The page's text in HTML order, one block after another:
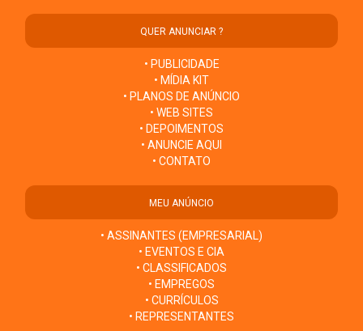
QUER ANUNCIAR ?
• PUBLICIDADE
• MÍDIA KIT
• PLANOS DE ANÚNCIO
• WEB SITES
• DEPOIMENTOS
• ANUNCIE AQUI
• CONTATO
MEU ANÚNCIO
• ASSINANTES (EMPRESARIAL)
• EVENTOS E CIA
• CLASSIFICADOS
• EMPREGOS
• CURRÍCULOS
• REPRESENTANTES